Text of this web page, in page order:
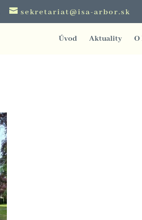
sekretariat@isa-arbor.sk
Úvod Aktuality O